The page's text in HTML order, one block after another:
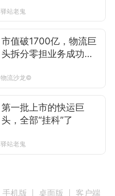
驿站老鬼
市值破1700亿，物流巨
头拆分零担业务成功上
物流沙龙©
第一批上市的快运巨
头，全部“挂科”了
驿站老鬼
手机版 桌面版 客户端